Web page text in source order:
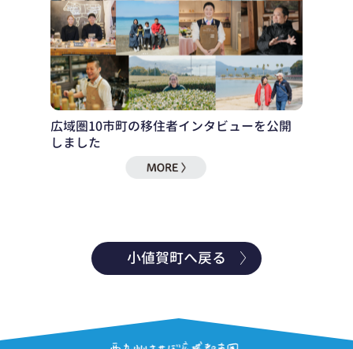
広域圏10市町の移住者インタビューを公開
しました
小値賀町へ戻る